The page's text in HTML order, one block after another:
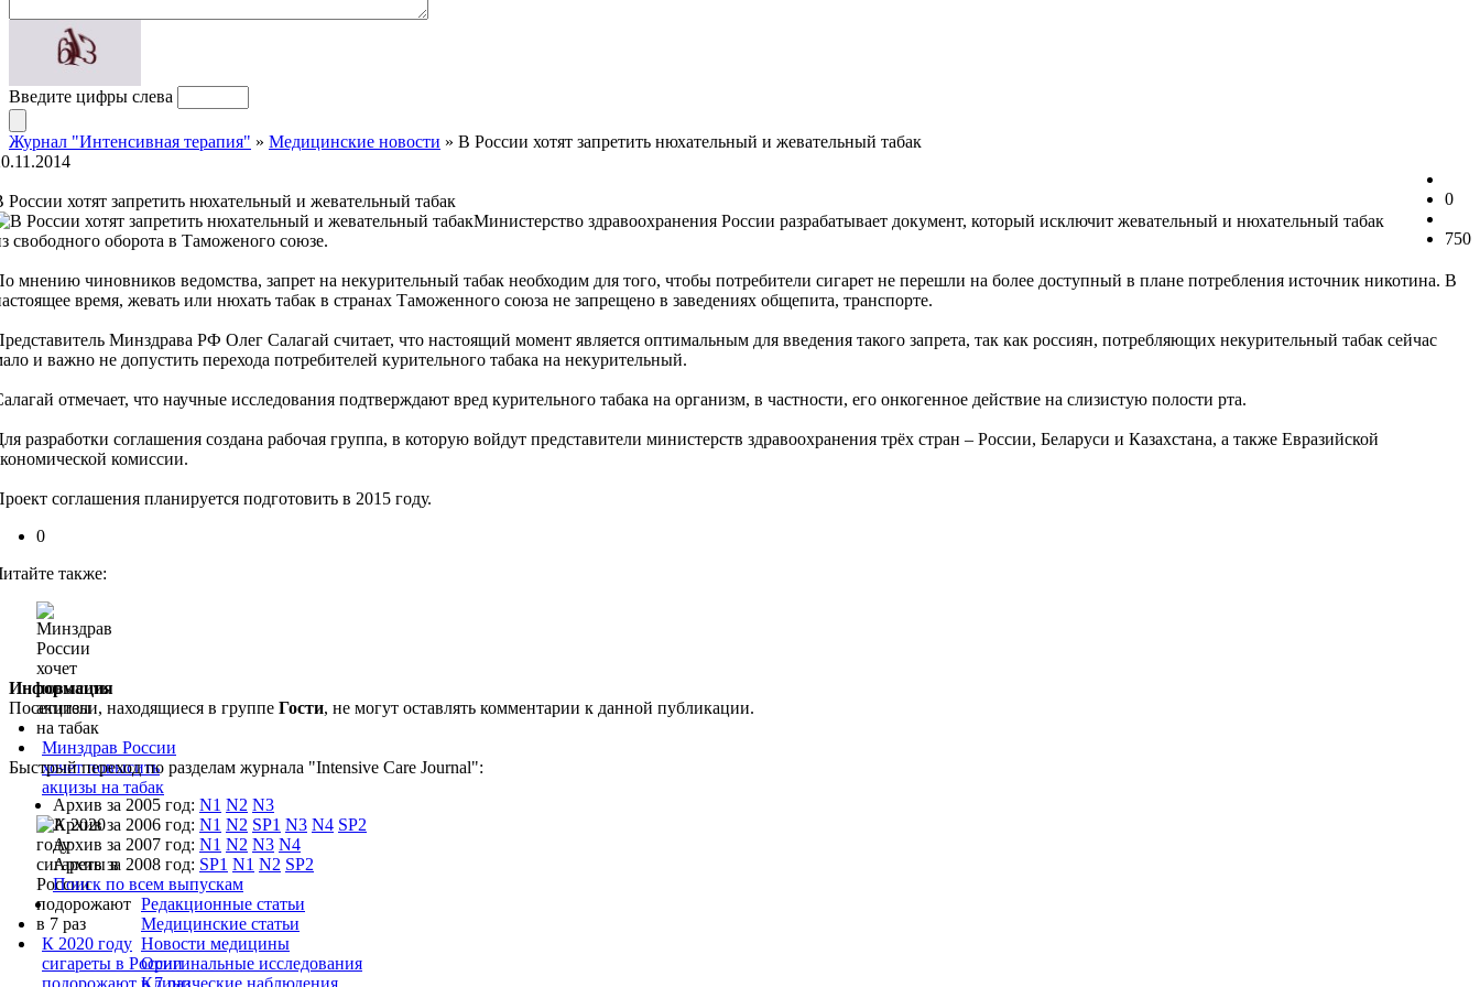
Введите цифры слева
Журнал "Интенсивная терапия" » Медицинские новости » В России хотят запретить нюхательный и жевательный табак
0
750
России хотят запретить нюхательный и жевательный табак
Министерство здравоохранения России разрабатывает документ, который исключит жевательный и нюхательный табак
свободного оборота в Таможеного союзе.
мнению чиновников ведомства, запрет на некурительный табак необходим для того, чтобы потребители сигарет не перешли на более доступный в плане потребления источник никотина. В
время, жевать или нюхать табак в странах Таможенного союза не запрещено в заведениях общепита, транспорте.
Минздрава РФ Олег Салагай считает, что настоящий момент является оптимальным для введения такого запрета, так как россиян, потребляющих некурительный табак сейчас
и важно не допустить перехода потребителей курительного табака на некурительный.
отмечает, что научные исследования подтверждают вред курительного табака на организм, в частности, его онкогенное действие на слизистую полости рта.
разработки соглашения создана рабочая группа, в которую войдут представители министерств здравоохранения трёх стран – России, Беларуси и Казахстана, а также Евразийской
комиссии.
соглашения планируется подготовить в 2015 году.
0
также:
Минздрав России
хочет повысить
акцизы на табак
К 2020 году
сигареты в России
подорожают в 7 раз
Информация
Посетители, находящиеся в группе Гости, не могут оставлять комментарии к данной публикации.
Быстрый переход по разделам журнала "Intensive Care Journal":
Архив за 2005 год: N1 N2 N3
Архив за 2006 год: N1 N2 SP1 N3 N4 SP2
Архив за 2007 год: N1 N2 N3 N4
Архив за 2008 год: SP1 N1 N2 SP2
Поиск по всем выпускам
Редакционные статьи
Медицинские статьи
Новости медицины
Оригинальные исследования
Клинические наблюдения